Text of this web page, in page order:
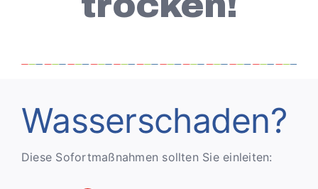
Wasserschaden?
Diese Sofortmaßnahmen sollten Sie einleiten: